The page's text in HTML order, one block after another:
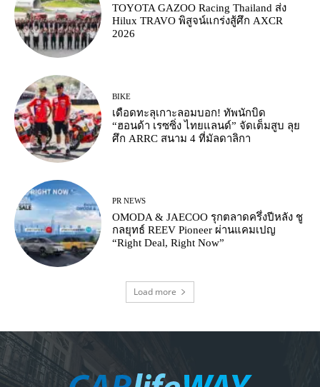
TOYOTA GAZOO Racing Thailand ส่ง
Hilux TRAVO พิสูจน์แกร่งสู้ศึก AXCR
2026
BIKE
เดือดทะลุเกาะลอมบอก! ทัพนักบิด
“ฮอนด้า เรซซิ่ง ไทยแลนด์” จัดเต็มสูบ ลุย
ศึก ARRC สนาม 4 ที่มัลดาลิกา
PR NEWS
OMODA & JAECOO รุกตลาดครึ่งปีหลัง ชู
กลยุทธ์ REEV Pioneer ผ่านแคมเปญ
“Right Deal, Right Now”
Load more